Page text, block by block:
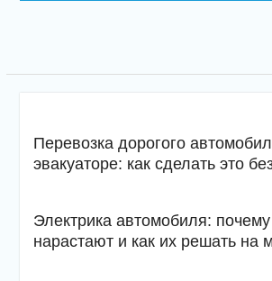
Перевозка дорогого
эвакуаторе: как сделать это
Электрика автомобиля:
нарастают и как их решать на